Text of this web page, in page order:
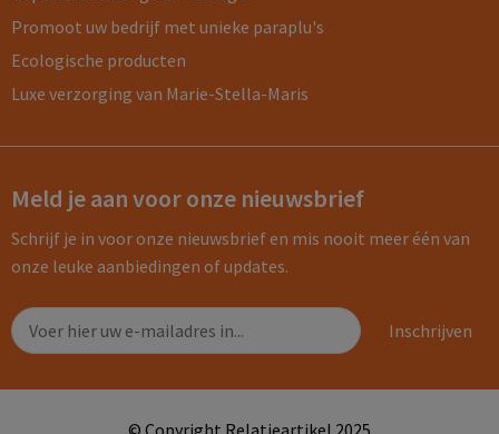
Promoot uw bedrijf met unieke paraplu's
Ecologische producten
Luxe verzorging van Marie-Stella-Maris
Meld je aan voor onze nieuwsbrief
Schrijf je in voor onze nieuwsbrief en mis nooit meer één van
onze leuke aanbiedingen of updates.